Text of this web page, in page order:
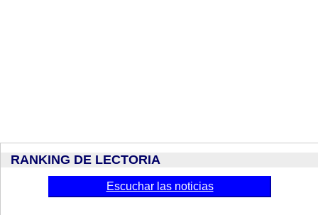
RANKING DE LECTORIA
Escuchar las noticias